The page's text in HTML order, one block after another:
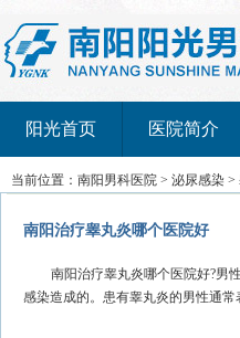
阳光首页 医院简介
当前位置： 南阳男科医院 > 泌尿感染 >
南阳治疗睾丸炎哪个医院好
南阳治疗睾丸炎哪个医院好?男
感染造成的。患有睾丸炎的男性通